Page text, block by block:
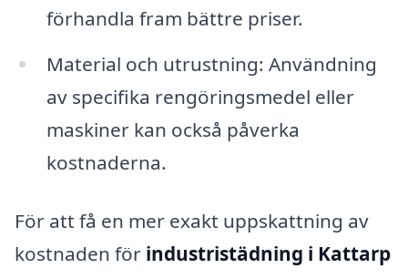
förhandla fram bättre priser.
Material och utrustning: Användning
av specifika rengöringsmedel eller
maskiner kan också påverka
kostnaderna.
För att få en mer exakt uppskattning av
kostnaden för industristädning i Kattarp